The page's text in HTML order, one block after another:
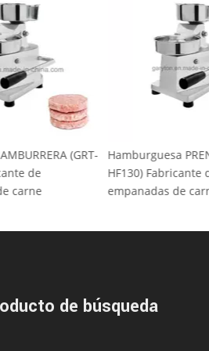
HAMBURRERA (GRT-
de
de carne
Hamburguesa
HF130)
empanadas de
de búsqueda